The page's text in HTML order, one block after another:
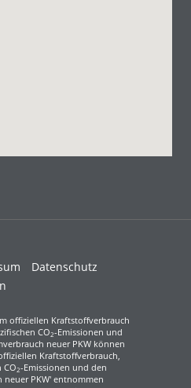
Datenschutz
offiziellen Kraftstoffverbrauch
CO2-Emissionen und
neuer PKW können
Kraftstoffverbrauch,
CO2-Emissionen und den
PKW' entnommen